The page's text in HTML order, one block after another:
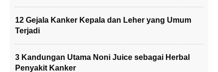
12 Gejala Kanker Kepala dan Leher yang Umum
Terjadi
3 Kandungan Utama Noni Juice sebagai Herbal
Penyakit Kanker